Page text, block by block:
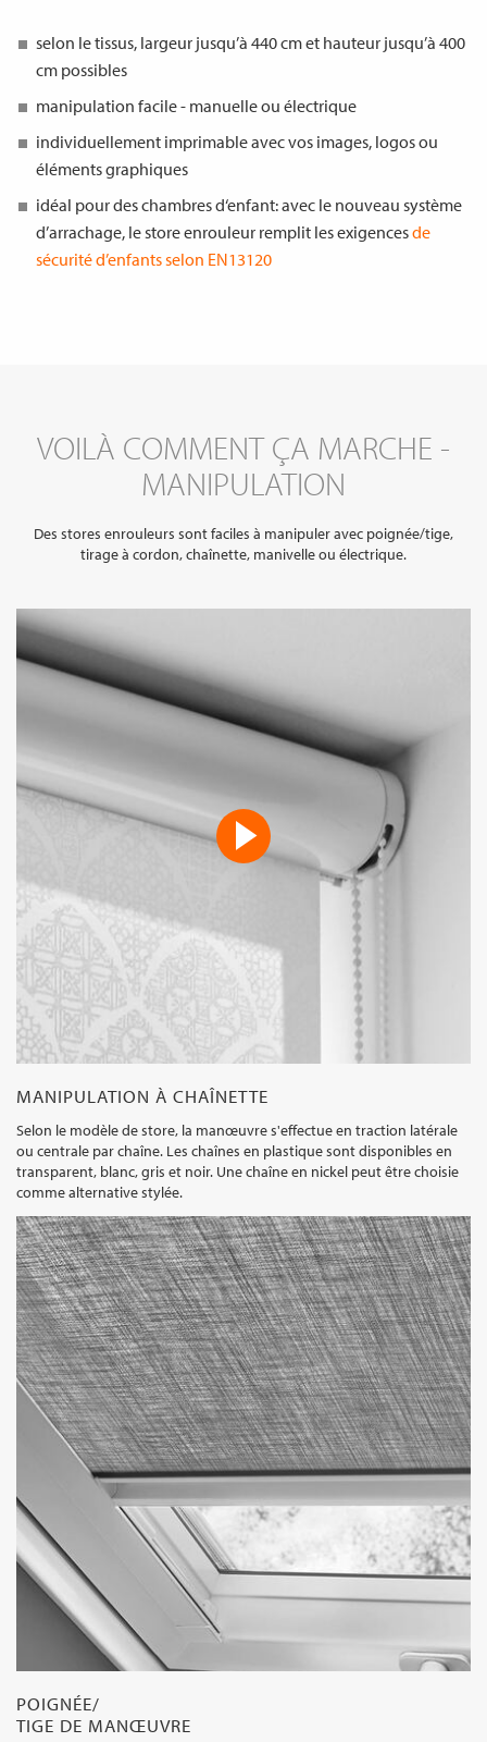
selon le tissus, largeur jusqu’à 440 cm et hauteur jusqu’à 400
cm possibles
manipulation facile - manuelle ou électrique
individuellement imprimable avec vos images, logos ou
éléments graphiques
idéal pour des chambres d‘enfant: avec le nouveau système
d’arrachage, le store enrouleur remplit les exigencesde
sécurité d’enfants selon EN13120
VOILÀ COMMENT ÇA MARCHE -
MANIPULATION
Des stores enrouleurs sont faciles à manipuler avec poignée/tige,
tirage à cordon, chaînette, manivelle ou électrique.
MANIPULATION À CHAÎNETTE
Selon le modèle de store, la manœuvre s'effectue en traction latérale
ou centrale par chaîne. Les chaînes en plastique sont disponibles en
transparent, blanc, gris et noir. Une chaîne en nickel peut être choisie
comme alternative stylée.
POIGNÉE/
TIGE DE MANŒUVRE